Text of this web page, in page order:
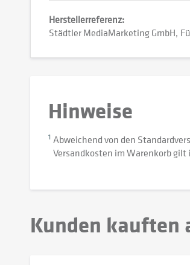
Herstellerreferenz:
Städtler MediaMarketing GmbH
Hinweise
1 Abweichend von den
Versandkosten im Warenkorb
Kunden kauften